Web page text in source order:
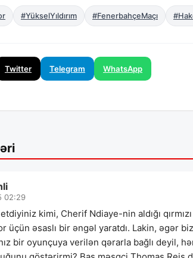
#YükselYıldırım #FenerbahçeMaçı
Twitter Telegram WhatsApp
02:29
kimi, Cherif Ndiaye-nin aldığı
üçün əsaslı bir əngəl yaratdı. Lakin, əgər
bir oyunçuya verilən qərarla bağlı deyil,